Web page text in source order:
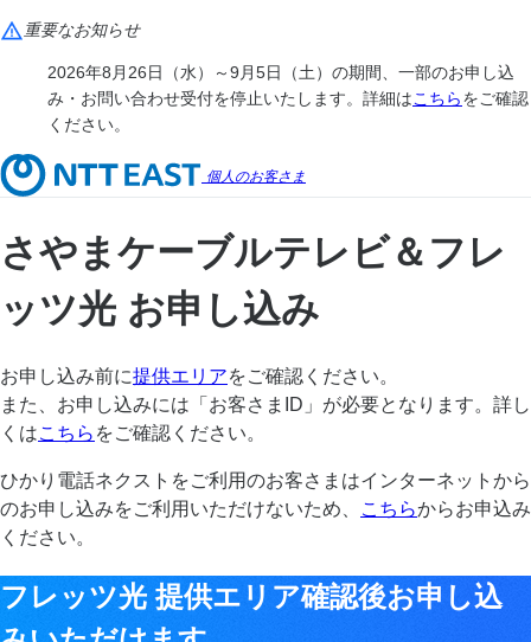
重要なお知らせ
2026年8月26日（水）～9月5日（土）の期間、一部のお申し込
み・お問い合わせ受付を停止いたします。詳細はこちらをご確認
ください。
個人のお客さま
さやまケーブルテレビ＆フレ
ッツ光 お申し込み
お申し込み前に提供エリアをご確認ください。
また、お申し込みには「お客さまID」が必要となります。詳し
くはこちら をご確認ください。
ひかり電話ネクストをご利用のお客さまはインターネットから
のお申し込みをご利用いただけないため、
こちらからお申込み
ください。
フレッツ光 提供エリア確認後お申し込